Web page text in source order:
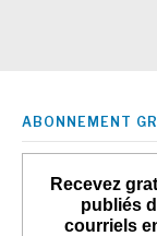
ABONNEMENT
Recevez
publiés
courriels